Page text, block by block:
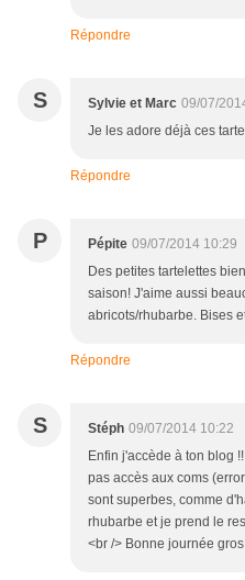
Répondre
S Sylvie et Marc 09/07/
Je les adore déjà ces
Répondre
P Pépite 09/07/2014 10:29
Des petites tartelettes
saison! J'aime aussi
abricots/rhubarbe. Bises
Répondre
S Stéph 09/07/2014 10:22
Enfin j'accède à ton blog
pas accès aux coms
sont superbes, comme
rhubarbe et je prend le
<br /> Bonne journée